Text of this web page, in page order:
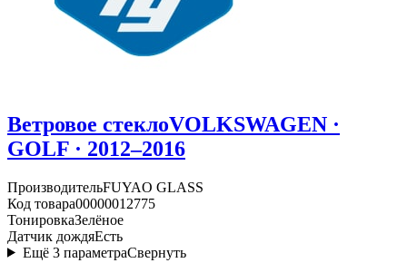
Ветровое стеклоVOLKSWAGEN ·
GOLF · 2012–2016
ПроизводительFUYAO GLASS
Код товара00000012775
ТонировкаЗелёное
Датчик дождяЕсть
Ещё 3 параметраСвернуть